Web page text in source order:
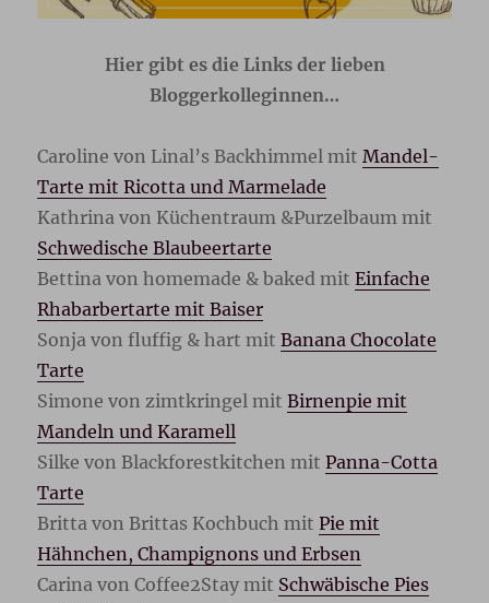
Hier gibt es die Links der lieben
Bloggerkolleginnen…
Caroline von Linal’s Backhimmel mitMandel-
Tarte mit Ricotta und Marmelade
Kathrina von Küchentraum &Purzelbaum mit
Schwedische Blaubeertarte
Bettina von homemade & baked mitEinfache
Rhabarbertarte mit Baiser
Sonja von fluffig & hart mitBanana Chocolate
Tarte
Simone von zimtkringel mitBirnenpie mit
Mandeln und Karamell
Silke von Blackforestkitchen mitPanna-Cotta
Tarte
Britta von Brittas Kochbuch mitPie mit
Hähnchen, Champignons und Erbsen
Carina von Coffee2Stay mit Schwäbische Pies